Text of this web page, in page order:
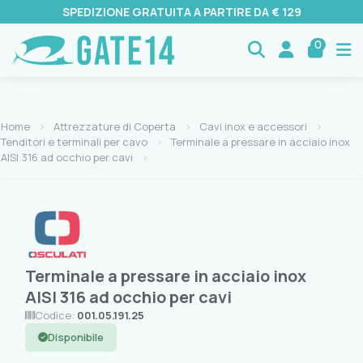
SPEDIZIONE GRATUITA A PARTIRE DA € 129
0
Home Attrezzature di Coperta
Cavi inox e accessori
Tenditori e terminali per cavo
Terminale a pressare in acciaio inox
AISI 316 ad occhio per cavi
Terminale a pressare in acciaio inox
AISI 316 ad occhio per cavi
Codice: 001.05.191.25
Disponibile